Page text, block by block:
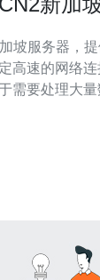
服务器，提供
高速的网络
需要处理大
其稳定高速的